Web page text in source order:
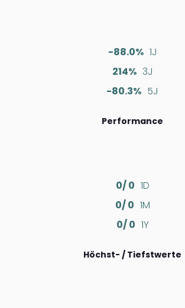
-88.0% 1J
214% 3J
-80.3% 5J
Performance
0/ 0 1D
0/ 0 1M
0/ 0 1Y
Höchst- / Tiefstwerte